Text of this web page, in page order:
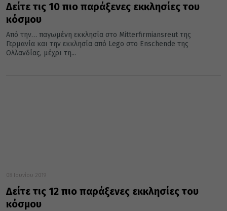
Δείτε τις 10 πιο παράξενες εκκλησίες του
κόσμου
Από την… παγωμένη εκκλησία στο Mitterfirmiansreut της
Γερμανία και την εκκλησία από Lego στο Enschende της
Ολλανδίας, μέχρι τη...
08 Ιουνίου 2019
Δείτε τις 12 πιο παράξενες εκκλησίες του
κόσμου